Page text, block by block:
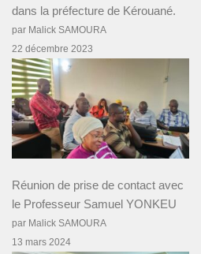
dans la préfecture de Kérouané.
par Malick SAMOURA
22 décembre 2023
Réunion de prise de contact avec
le Professeur Samuel YONKEU
par Malick SAMOURA
13 mars 2024